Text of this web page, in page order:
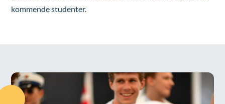
kommende studenter.